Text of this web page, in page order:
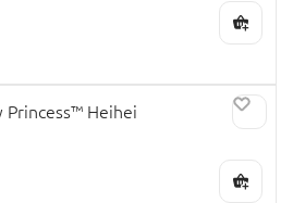
Princess™ Heihei